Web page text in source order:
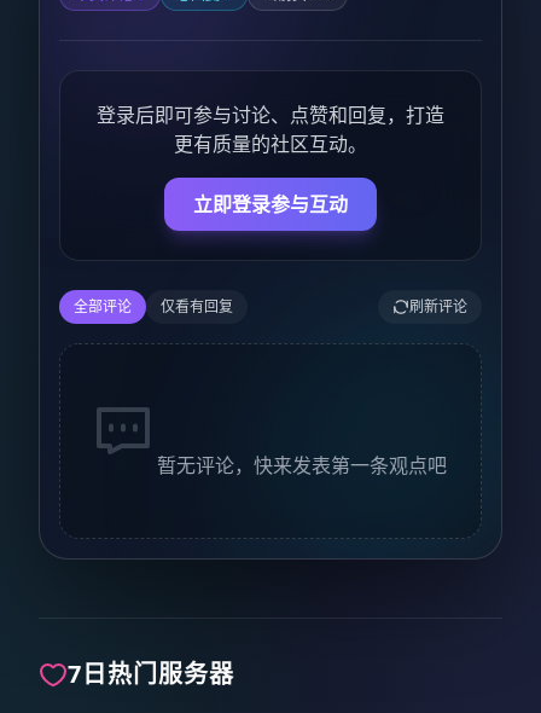
登录后即可参与讨论、点赞和回复，打造
更有质量的社区互动。
立即登录参与互动
全部评论 仅看有回复 刷新评论
暂无评论，快来发表第一条观点吧
7日热门服务器